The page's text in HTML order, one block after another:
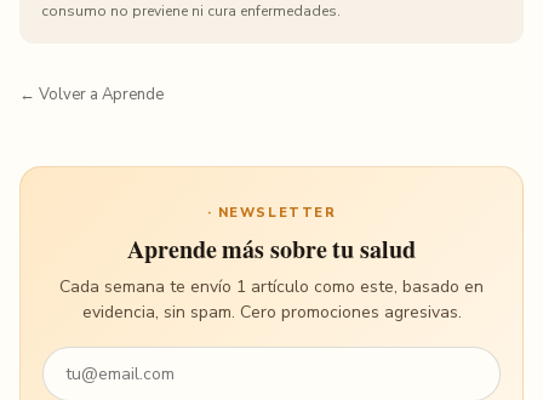
consumo no previene ni cura enfermedades.
← Volver a Aprende
· NEWSLETTER
Aprende más sobre tu salud
Cada semana te envío 1 artículo como este, basado en
evidencia, sin spam. Cero promociones agresivas.